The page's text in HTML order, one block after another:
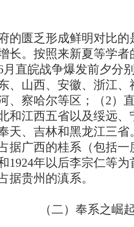
匮乏形成鲜明对比的
长。按照来新夏等学
月直皖战争爆发前夕分
、山西、安徽、浙江
、察哈尔等区；（2）
和江西五省以及绥远、
天、吉林和黑龙江三
据广西的桂系（包括
1924年以后李宗仁等
据贵州的滇系。
（二）奉系之崛